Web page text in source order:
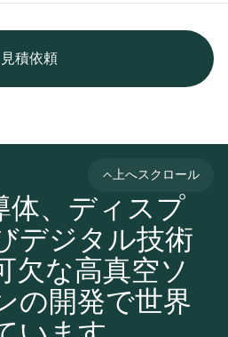
見積依頼
体、ディスプ
デジタル技術
欠な高真空ソ
の開発で世界
上へスクロール